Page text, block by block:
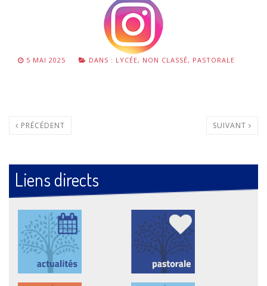
5 MAI 2025 DANS : LYCÉE, NON CLASSÉ, PASTORALE
PRÉCÉDENT SUIVANT
Liens directs